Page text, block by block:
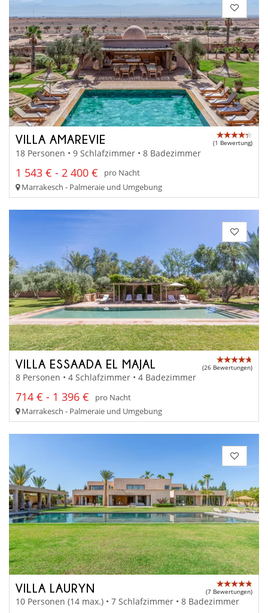
VILLA AMAREVIE (1 Bewertung)
18 Personen • 9 Schlafzimmer • 8 Badezimmer
1 543 € - 2 400 €
pro Nacht
Marrakesch - Palmeraie und Umgebung
VILLA ESSAADA EL MAJAL (26 Bewertungen)
8 Personen • 4 Schlafzimmer • 4 Badezimmer
714 € - 1 396 €
pro Nacht
Marrakesch - Palmeraie und Umgebung
VILLA LAURYN (7 Bewertungen)
10 Personen (14 max.) • 7 Schlafzimmer • 8 Badezimmer